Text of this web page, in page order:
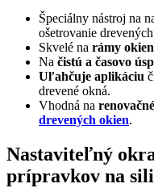
Špeciálny nástroj na
ošetrovanie
Skvelé na rámy
Na čistú a časovo
Uľahčuje aplikáciu
drevené okná.
Vhodná na
drevených okien.
Nastaviteľný
prípravkov na